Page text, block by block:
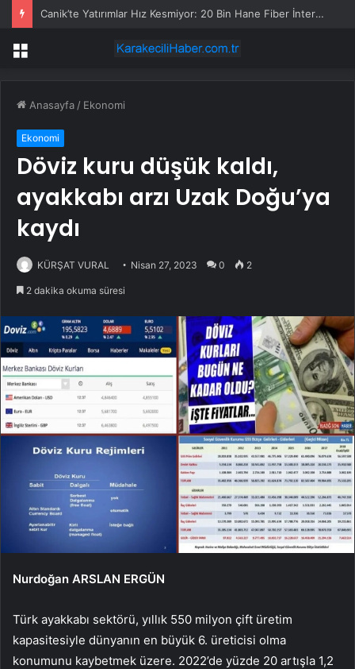
Canik’te Yatırımlar Hız Kesmiyor: 20 Bin Hane Fiber İnternete Kavuşuyor
Menü
Anasayfa / Ekonomi
Ekonomi
Döviz kuru düşük kaldı,
ayakkabı arzı Uzak Doğu’ya
kaydı
KÜRŞAT VURAL Nisan 27, 2023 0 2
2 dakika okuma süresi
Nurdoğan ARSLAN ERGÜN
Türk ayakkabı sektörü, yıllık 550 milyon çift üretim
kapasitesiyle dünyanın en büyük 6. üreticisi olma
konumunu kaybetmek üzere. 2022’de yüzde 20 artışla 1,2